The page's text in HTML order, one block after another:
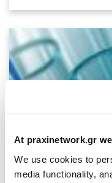
At praxinetwork.gr
We use cookies to
media functionality,
EU-Japan Biotech